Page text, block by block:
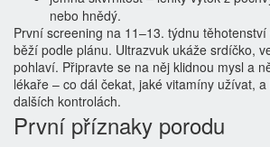
nebo hnědý.
První screening na 11–13. týdnu
běží podle plánu. Ultrazvuk ukáže srdíčko,
pohlaví. Připravte se na něj klidnou mysl a
lékaře – co dál čekat, jaké vitamíny užívat,
dalších kontrolách.
První příznaky porodu